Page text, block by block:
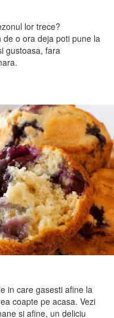
lor trece?
o ora deja poti pune la
gustoasa, fara
in care gasesti afine la
coapte pe acasa. Vezi
si afine, un deliciu